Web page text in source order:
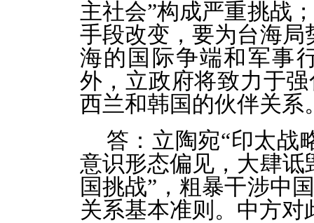
主社会”构成严重挑战
手段改变，要为台海局
海的国际争端和军事
外，立政府将致力于
西兰和韩国的伙伴关系
答： 立陶宛“印太战
意识形态偏见，大肆诋
国挑战”，粗暴干涉中
关系基本准则。中方